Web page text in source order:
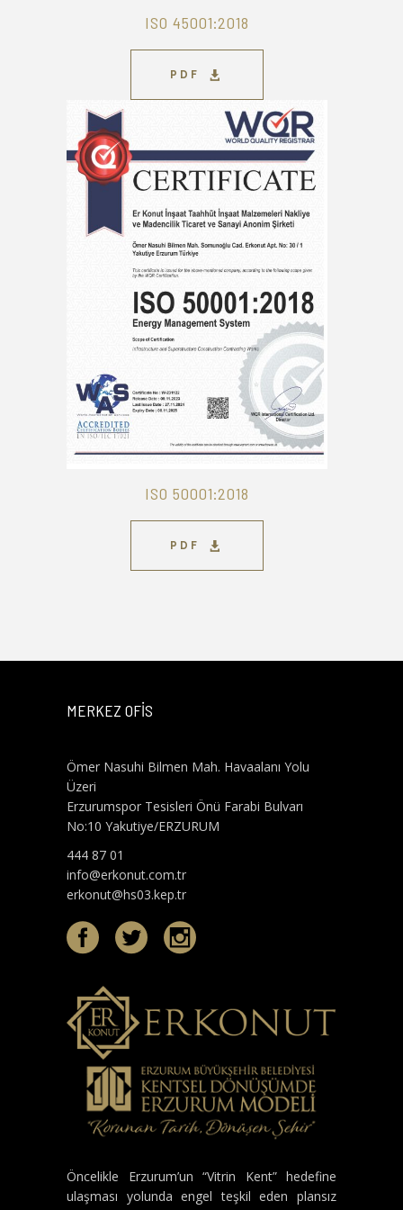
ISO 45001:2018
PDF
ISO 50001:2018
PDF
MERKEZ OFİS
Ömer Nasuhi Bilmen Mah. Havaalanı Yolu
Üzeri
Erzurumspor Tesisleri Önü Farabi Bulvarı
No:10 Yakutiye/ERZURUM
444 87 01
info@erkonut.com.tr
erkonut@hs03.kep.tr
Öncelikle Erzurum’un “Vitrin Kent” hedefine
ulaşması yolunda engel teşkil eden plansız